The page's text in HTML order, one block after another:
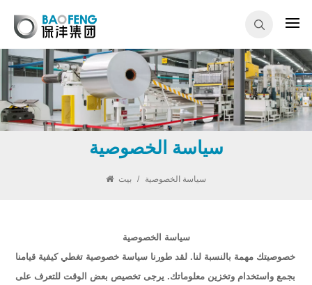
سياسة الخصوصية
/ سياسة الخصوصية
سياسة الخصوصية
خصوصيتك مهمة بالنسبة لنا. لقد طورنا سياسة خصوصية تغطي كيفية قيامنا
بجمع واستخدام وتخزين معلوماتك. يرجى تخصيص بعض الوقت للتعرف على